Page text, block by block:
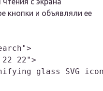
кнопки и объявляли ее
22">
glass SVG